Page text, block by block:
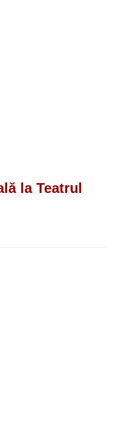
la Teatrul